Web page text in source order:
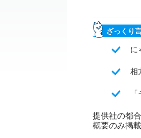
ざっくり
に
相
提供社の都
概要のみ掲